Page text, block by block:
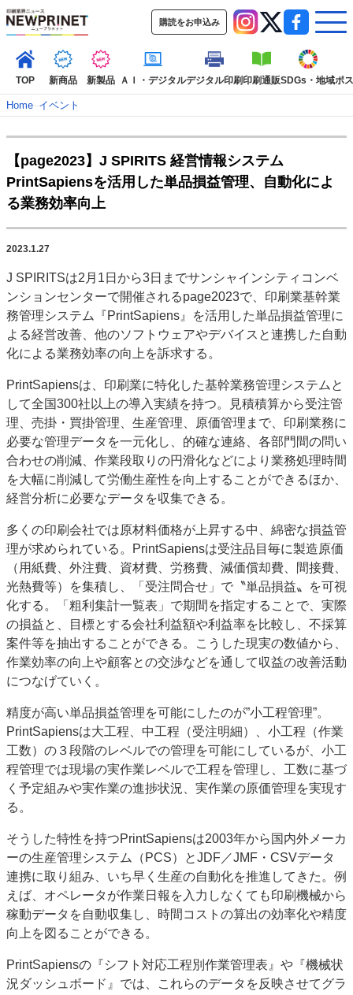
購読をお申込み
TOP 新商品 新製品 ＡＩ・デジタルデジタル印刷印刷通販SDGs・地域ポ
TOP
新着記事 特集記事
動画コンテンツ
インタビュー
コレクション
新商品
市場・統計
人事・移転・異動・訃報
特集記事カテゴリー一覧
2022 見える化・MIS特集
JAPAN PACK 2023 特集
中古印刷機・製本機特集
2022 検査・校正特集
特集・デジタル印刷 ～ 新成長軌道を描く
案内
発刊案内
JFPI印刷用語集 印刷機材年鑑
運営
会社案内
購読・購入申し込み
サイトポリシー
お問い合わせ
Home–イベント
【page2023】J SPIRITS 経営情報システム
PrintSapiensを活用した単品損益管理、自動化によ
る業務効率向上
2023.1.27
J SPIRITSは2月1日から3日までサンシャインシティコンベ
ンションセンターで開催されるpage2023で、印刷業基幹業
務管理システム『PrintSapiens』を活用した単品損益管理に
よる経営改善、他のソフトウェアやデバイスと連携した自動
化による業務効率の向上を訴求する。
PrintSapiensは、印刷業に特化した基幹業務管理システムと
して全国300社以上の導入実績を持つ。見積積算から受注管
理、売掛・買掛管理、生産管理、原価管理まで、印刷業務に
必要な管理データを一元化し、的確な連絡、各部門間の問い
合わせの削減、作業段取りの円滑化などにより業務処理時間
を大幅に削減して労働生産性を向上することができるほか、
経営分析に必要なデータを収集できる。
多くの印刷会社では原材料価格が上昇する中、綿密な損益管
理が求められている。PrintSapiensは受注品目毎に製造原価
（用紙費、外注費、資材費、労務費、減価償却費、間接費、
光熱費等）を集積し、「受注問合せ」で〝単品損益〟を可視
化する。「粗利集計一覧表」で期間を指定することで、実際
の損益と、目標とする会社利益額や利益率を比較し、不採算
案件等を抽出することができる。こうした現実の数値から、
作業効率の向上や顧客との交渉などを通して収益の改善活動
につなげていく。
精度が高い単品損益管理を可能にしたのが”小工程管理”。
PrintSapiensは大工程、中工程（受注明細）、小工程（作業
工数）の３段階のレベルでの管理を可能にしているが、小工
程管理では現場の実作業レベルで工程を管理し、工数に基づ
く予定組みや実作業の進捗状況、実作業の原価管理を実現す
る。
そうした特性を持つPrintSapiensは2003年から国内外メーカ
ーの生産管理システム（PCS）とJDF／JMF・CSVデータ
連携に取り組み、いち早く生産の自動化を推進してきた。例
えば、オペレータが作業日報を入力しなくても印刷機械から
稼動データを自動収集し、時間コストの算出の効率化や精度
向上を図ることができる。
PrintSapiensの『シフト対応工程別作業管理表』や『機械状
況ダッシュボード』では、これらのデータを反映させてグラ